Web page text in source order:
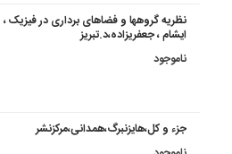
نظریه گروهها و فضاهای برداری در فیزیک ،
ایشام ، جعفریزاده،د.تبریز
ناموجود
جزء و کل،هایزنبرگ،همدانی،مرکزنشر